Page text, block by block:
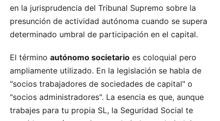
en la jurisprudencia del Tribunal Supremo sobre la
presunción de actividad autónoma cuando se supera
determinado umbral de participación en el capital.
El término autónomo societario es coloquial pero
ampliamente utilizado. En la legislación se habla de
"socios trabajadores de sociedades de capital" o
"socios administradores". La esencia es que, aunque
trabajes para tu propia SL, la Seguridad Social te